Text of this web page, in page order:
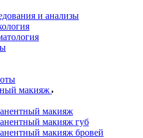
и анализы
макияж
макияж
макияж губ
макияж бровей